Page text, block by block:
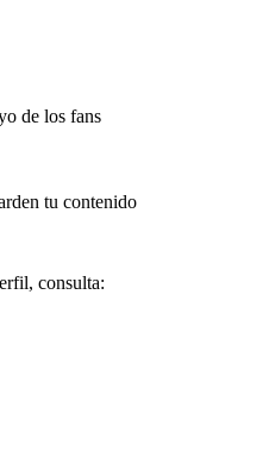
de los fans
tu contenido
consulta: